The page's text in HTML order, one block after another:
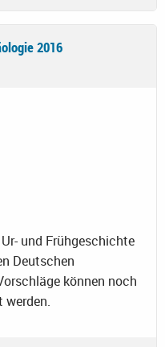
2016
und Frühgeschichte
Deutschen
können noch
werden.